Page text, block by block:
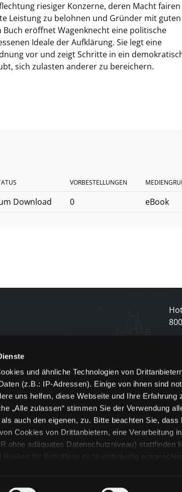
und ähnliche Technologien von
(z.B.: IP-Adressen). Einige von ihnen sind
uns helfen, diese Webseite und Ihre Erfahrung
„Alle zulassen“ stimmen Sie der Verwendung
auch den eigenen, zu. Bitte beachten Sie, dass
Cookies von Drittanbietern, eine Verarbeitung
ohne adäquates Datenschutzniveau) stattfinden
Risiken für Betroffene nicht vollständig
riesiger Konzerne, deren Macht fairen
Leistung zu belohnen und Gründer mit guten
eröffnet Wagenknecht eine politische
Ideale der Aufklärung. Sie legt eine
vor und zeigt Schritte in ein
sich zulasten anderer zu bereichern.
VORBESTELLUNGEN
Download 0 eBook
800